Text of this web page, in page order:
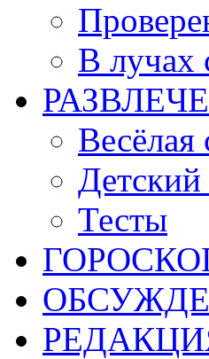
В лучах
Весёлая
Детский
Тесты